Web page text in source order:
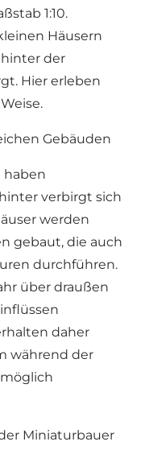
1:10.
Häusern
der
Hier erleben
Gebäuden
haben
verbirgt sich
werden
gebaut, die auch
durchführen.
über draußen
daher
während der
Miniaturbauer